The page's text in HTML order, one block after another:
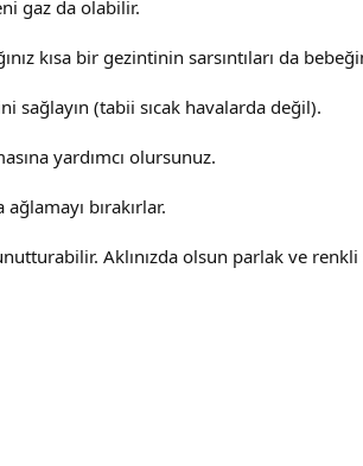
gaz da olabilir.
kısa bir gezintinin sarsıntıları da
sağlayın (tabii sıcak havalarda değil).
yardımcı olursunuz.
bırakırlar.
Aklınızda olsun parlak ve